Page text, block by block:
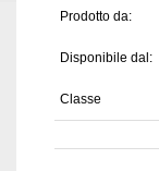
Prodotto da:
Disponibile dal:
Classe